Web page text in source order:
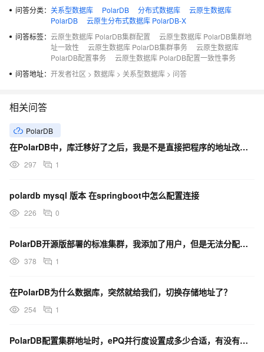
问答分类： 关系型数据库 PolarDB 分布式数据库
云原生数据库
PolarDB
云原生分布式数据库 PolarDB-X
问答标签： 云原生数据库 PolarDB集群配置
云原生数据库 PolarDB集群地
址一致性
云原生数据库 PolarDB集群事务
云原生数据库
PolarDB配置事务
云原生数据库 PolarDB配置一致性事务
问答地址： 开发者社区 > 数据库 > 关系型数据库 > 问答
相关问答
PolarDB
在PolarDB中，库迁移好了之后，我是不是直接把程序的地址改为内网地址就行了？
297 1
polardb mysql 版本 在springboot中怎么配置连接
226 0
PolarDB开源版部署的标准集群，我添加了用户，但是无法分配权限，请问应如何配置？
378 1
在PolarDB为什么数据库，突然就给我们，切换存储地址了？
254 1
PolarDB配置集群地址时，ePQ并行度设置成多少合适，有没有设置准则 ？